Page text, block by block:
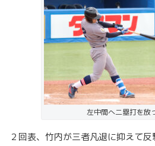
左中間へ二塁打を放
２回表、竹内が三者凡退に抑えて